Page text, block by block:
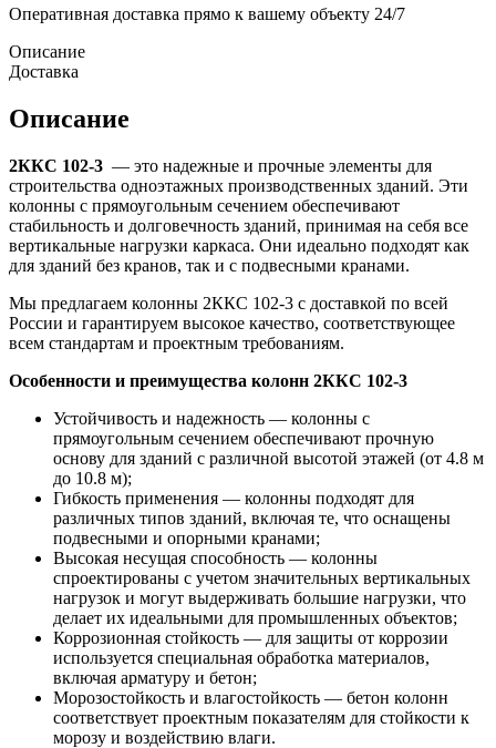
Оперативная доставка прямо к вашему объекту 24/7
Описание
Доставка
Описание
2ККС 102-3 — это надежные и прочные элементы для
строительства одноэтажных производственных зданий. Эти
колонны с прямоугольным сечением обеспечивают
стабильность и долговечность зданий, принимая на себя все
вертикальные нагрузки каркаса. Они идеально подходят как
для зданий без кранов, так и с подвесными кранами.
Мы предлагаем колонны 2ККС 102-3 с доставкой по всей
России и гарантируем высокое качество, соответствующее
всем стандартам и проектным требованиям.
Особенности и преимущества колонн 2ККС 102-3
Устойчивость и надежность — колонны с
прямоугольным сечением обеспечивают прочную
основу для зданий с различной высотой этажей (от 4.8 м
до 10.8 м);
Гибкость применения — колонны подходят для
различных типов зданий, включая те, что оснащены
подвесными и опорными кранами;
Высокая несущая способность — колонны
спроектированы с учетом значительных вертикальных
нагрузок и могут выдерживать большие нагрузки, что
делает их идеальными для промышленных объектов;
Коррозионная стойкость — для защиты от коррозии
используется специальная обработка материалов,
включая арматуру и бетон;
Морозостойкость и влагостойкость — бетон колонн
соответствует проектным показателям для стойкости к
морозу и воздействию влаги.